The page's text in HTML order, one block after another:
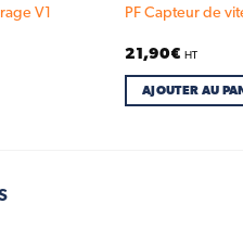
V1 PF Capteur de
21,90€ HT
AJOUTER AU